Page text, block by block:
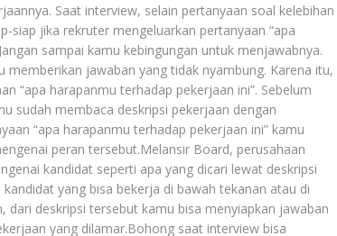
Saat interview, selain pertanyaan soal kelebihan
siap jika rekruter mengeluarkan pertanyaan “apa
sampai kamu kebingungan untuk menjawabnya.
jawaban yang tidak nyambung. Karena itu,
“apa harapanmu terhadap pekerjaan ini”. Sebelum
sudah membaca deskripsi pekerjaan dengan
“apa harapanmu terhadap pekerjaan ini” kamu
peran tersebut.Melansir Board, perusahaan
kandidat seperti apa yang dicari lewat deskripsi
yang bisa bekerja di bawah tekanan atau di
dari deskripsi tersebut kamu bisa menyiapkan jawaban
yang dilamar.Bohong saat interview bisa